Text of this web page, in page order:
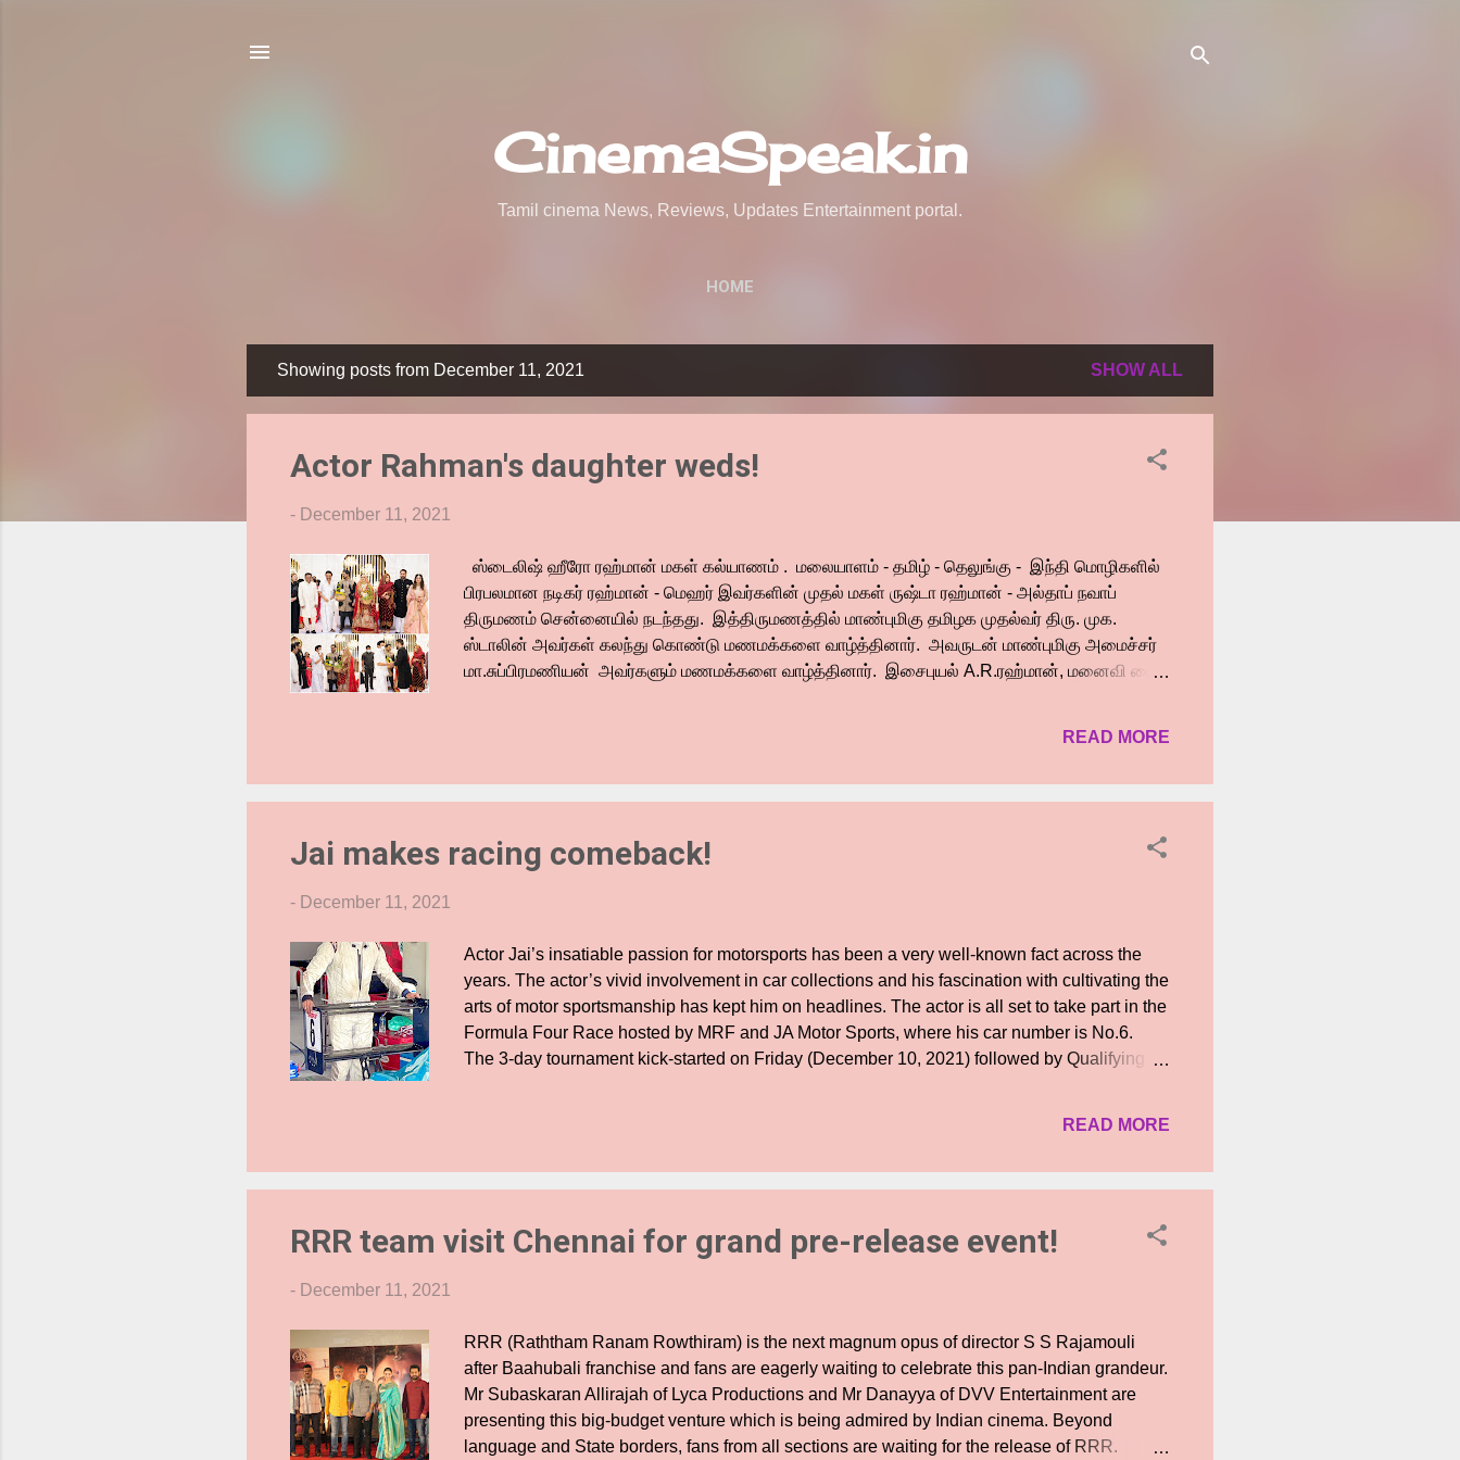
CinemaSpeak.in
Tamil cinema News, Reviews, Updates Entertainment portal.
HOME
o
Showing posts from December 11, 2021 SHOW ALL
Actor Rahman's daughter weds!
- December 11, 2021
ஸ்டைலிஷ் ஹீரோ ரஹ்மான் மகள் கல்யாணம் . மலையாளம் - தமிழ் - தெலுங்கு - இந்தி மொழிகளில்
பிரபலமான நடிகர் ரஹ்மான் - மெஹர் இவர்களின் முதல் மகள் ருஷ்டா ரஹ்மான் - அல்தாப் நவாப்
திருமணம் சென்னையில் நடந்தது. இத்திருமணத்தில் மாண்புமிகு தமிழக முதல்வர் திரு. முக.
ஸ்டாலின் அவர்கள் கலந்து கொண்டு மணமக்களை வாழ்த்தினார். அவருடன் மாண்புமிகு அமைச்சர்
மா.சுப்பிரமணியன் அவர்களும் மணமக்களை வாழ்த்தினார். இசைபுயல் A.R.ரஹ்மான், மனைவி சைர
திரைப்படம் 'கூடெவிடே' படத்தின் தயாரிப்பாளர் பிரேம் பிரகாஷ் கலந்து கொண்டார். மற்றும் நடிகர்
நடிகர் ஜாக்கி ஷெராப் , இயக்குனர் மணிரத்னம் , சுஹாசினி மணிரத்னம் , சுந்தர் சி , நடிகர் பானு
READ MORE
Jai makes racing comeback!
- December 11, 2021
Actor Jai’s insatiable passion for motorsports has been a very well-known fact across the
years. The actor’s vivid involvement in car collections and his fascination with cultivating the
arts of motor sportsmanship has kept him on headlines. The actor is all set to take part in the
Formula Four Race hosted by MRF and JA Motor Sports, where his car number is No.6.
The 3-day tournament kick-started on Friday (December 10, 2021) followed by Qualifying
and Delhi. This year, Chennaites can experience the Goosebumps as Chennai becomes
comeback into racing after 3 years. Actor Jai has his sponsor by Yenni Thuniga Production
scenario to see that prod...
READ MORE
RRR team visit Chennai for grand pre-release event!
- December 11, 2021
RRR (Raththam Ranam Rowthiram) is the next magnum opus of director S S Rajamouli
after Baahubali franchise and fans are eagerly waiting to celebrate this pan-Indian grandeur.
Mr Subaskaran Allirajah of Lyca Productions and Mr Danayya of DVV Entertainment are
presenting this big-budget venture which is being admired by Indian cinema. Beyond
language and State borders, fans from all sections are waiting for the release of RRR.